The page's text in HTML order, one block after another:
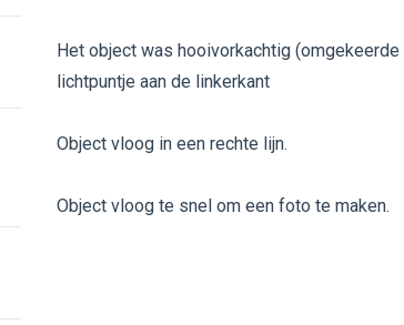
Het object was hooivorkachtig
lichtpuntje aan de linkerkant
Object vloog in een rechte lijn.
Object vloog te snel om een foto te maken.